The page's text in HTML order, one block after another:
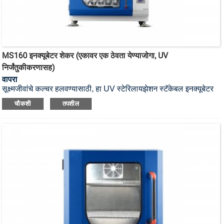
MS160 इनक्यूबेटर शेकर (एकावर एक ठेवता येण्याजोगा, UV
निर्जंतुकीकरणासह)
वापरा
सूक्ष्मजीवांचे कल्चर हलवण्यासाठी, हा UV स्टेरिलायझेशन स्टॅकेबल इनक्यूबेटर
शेकर आहे.
चौकशी तपशील